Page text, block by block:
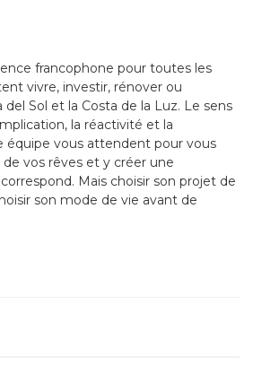
francophone pour toutes les
vivre, investir, rénover ou
del Sol et la Costa de la Luz. Le sens
la réactivité et la
vous attendent pour vous
vos rêves et y créer une
Mais choisir son projet de
son mode de vie avant de